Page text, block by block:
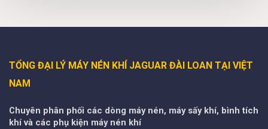
TỔNG ĐẠI LÝ MÁY NÉN KHÍ JAGUAR ĐÀI LOAN TẠI VIỆT
NAM
Chuyên phân phối các dòng máy nén, máy sấy khí, bình tích
khí và các phụ kiện máy nén khí